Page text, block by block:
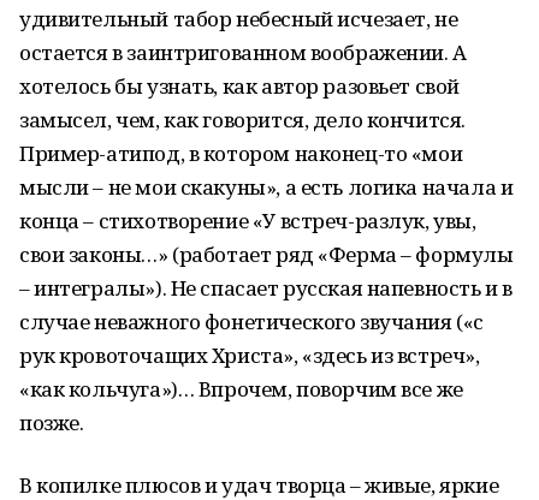
удивительный табор небесный исчезает, не
остается в заинтригованном воображении. А
хотелось бы узнать, как автор разовьет свой
замысел, чем, как говорится, дело кончится.
Пример-атипод, в котором наконец-то «мои
мысли – не мои скакуны», а есть логика начала и
конца – стихотворение «У встреч-разлук, увы,
свои законы…» (работает ряд «Ферма – формулы
– интегралы»). Не спасает русская напевность и в
случае неважного фонетического звучания («с
рук кровоточащих Христа», «здесь из встреч»,
«как кольчуга»)… Впрочем, поворчим все же
позже.
В копилке плюсов и удач творца – живые, яркие